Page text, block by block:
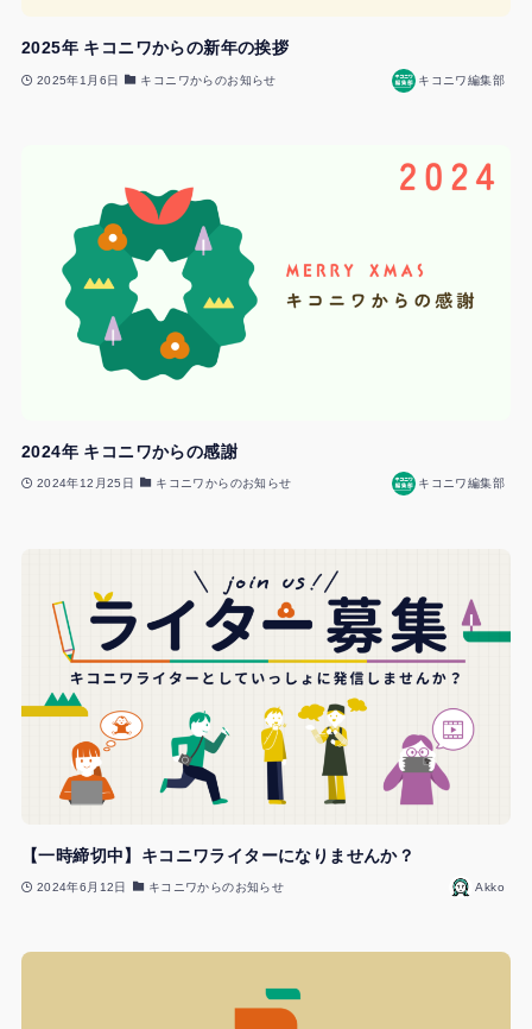
2025年 キコニワからの新年の挨拶
2025年1月6日 キコニワからのお知らせ キコニワ編集部
2024年 キコニワからの感謝
2024年12月25日 キコニワからのお知らせ キコニワ編集部
【一時締切中】キコニワライターになりませんか？
2024年6月12日 キコニワからのお知らせ Akko